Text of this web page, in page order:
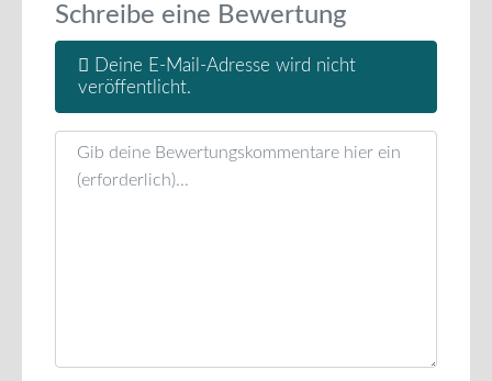
Schreibe eine Bewertung
Deine E-Mail-Adresse wird nicht
veröffentlicht.
Rezensionstext